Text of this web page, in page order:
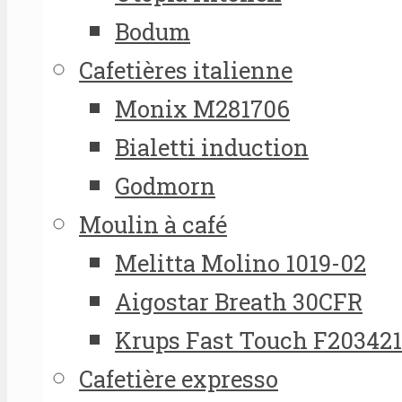
Bodum
Cafetières italienne
Monix M281706
Bialetti induction
Godmorn
Moulin à café
Melitta Molino 1019-02
Aigostar Breath 30CFR
Krups Fast Touch
Cafetière expresso